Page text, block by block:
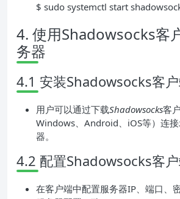
$ sudo systemctl start
4. 使用Shadowsocks客
务器
4.1 安装Shadowsocks客
用户可以通过下载Shadowsocks客
Windows、Android、iOS等）连接
器。
4.2 配置Shadowsocks客
在客户端中配置服务器IP、端口、